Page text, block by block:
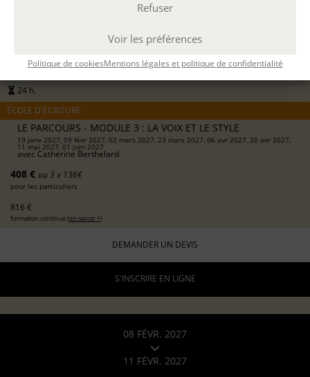
Refuser
Voir les préférences
Politique de cookiesMentions légales et politique de confidentialité
24 h.
ÉCOLE D'ÉCRITURE
LE PARCOURS - MODULE 3 : LA VOIX ET LE STYLE
19 janv 2027, 09 févr 2027, 02 mars 2027, 23 mars 2027, 06 avr 2027, 20 avr 2027,
11 mai 2027, 01 juin 2027
avec Catherine Berthelard
408 € ou 3 x 136€
pour les particuliers
816 €
formation continue (en savoir +)
DEMANDER UN DEVIS
S'INSCRIRE EN LIGNE
08 FÉVR. 2027
11 FÉVR. 2027